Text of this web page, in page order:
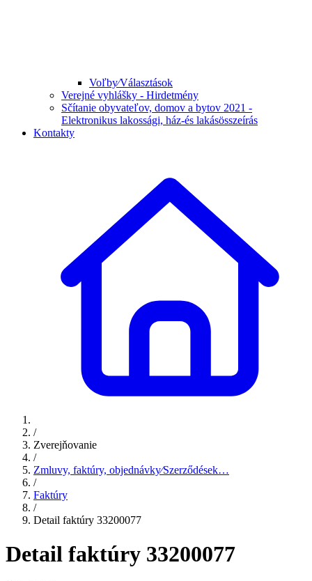
Voľby⁄Választások
Verejné vyhlášky - Hirdetmény
Sčítanie obyvateľov, domov a bytov 2021 -
Elektronikus lakossági, ház-és lakásösszeírás
Kontakty
/
Zverejňovanie
/
Zmluvy, faktúry, objednávky⁄Szerződések…
/
Faktúry
/
Detail faktúry 33200077
Detail faktúry 33200077